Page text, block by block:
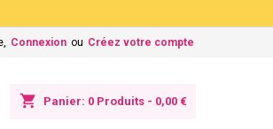
Connexion ou Créez votre compte
shopping_cart Panier: 0 Produits - 0,00 €